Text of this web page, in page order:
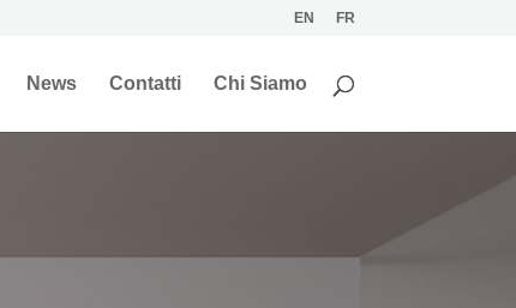
EN FR
News Contatti Chi Siamo